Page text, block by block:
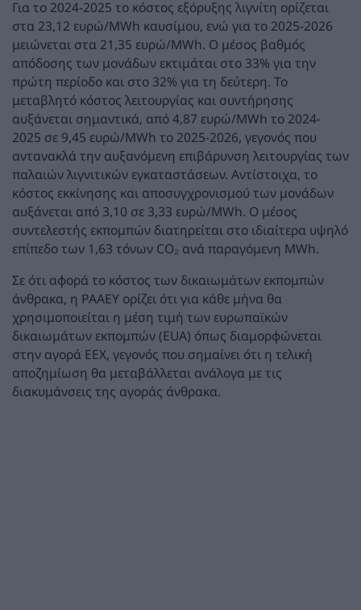
Για το 2024-2025 το κόστος εξόρυξης λιγνίτη ορίζεται
στα 23,12 ευρώ/MWh καυσίμου, ενώ για το 2025-2026
μειώνεται στα 21,35 ευρώ/MWh. Ο μέσος βαθμός
απόδοσης των μονάδων εκτιμάται στο 33% για την
πρώτη περίοδο και στο 32% για τη δεύτερη. Το
μεταβλητό κόστος λειτουργίας και συντήρησης
αυξάνεται σημαντικά, από 4,87 ευρώ/MWh το 2024-
2025 σε 9,45 ευρώ/MWh το 2025-2026, γεγονός που
αντανακλά την αυξανόμενη επιβάρυνση λειτουργίας των
παλαιών λιγνιτικών εγκαταστάσεων. Αντίστοιχα, το
κόστος εκκίνησης και αποσυγχρονισμού των μονάδων
αυξάνεται από 3,10 σε 3,33 ευρώ/MWh. Ο μέσος
συντελεστής εκπομπών διατηρείται στο ιδιαίτερα υψηλό
επίπεδο των 1,63 τόνων CO₂ ανά παραγόμενη MWh.
Σε ότι αφορά το κόστος των δικαιωμάτων εκπομπών
άνθρακα, η ΡΑΑΕΥ ορίζει ότι για κάθε μήνα θα
χρησιμοποιείται η μέση τιμή των ευρωπαϊκών
δικαιωμάτων εκπομπών (EUA) όπως διαμορφώνεται
στην αγορά EEX, γεγονός που σημαίνει ότι η τελική
αποζημίωση θα μεταβάλλεται ανάλογα με τις
διακυμάνσεις της αγοράς άνθρακα.